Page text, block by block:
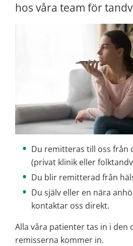
hos våra team för
Du remitteras till oss från
(privat klinik eller
Du blir remitterad från
Du själv eller en nära
kontaktar oss direkt.
Alla våra patienter tas in i den
remisserna kommer in.